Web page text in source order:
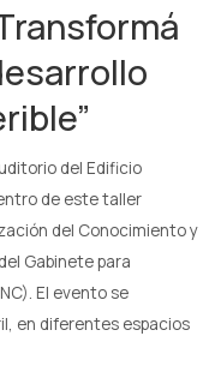
del Edificio
de este taller
del Conocimiento y
Gabinete para
El evento se
en diferentes espacios